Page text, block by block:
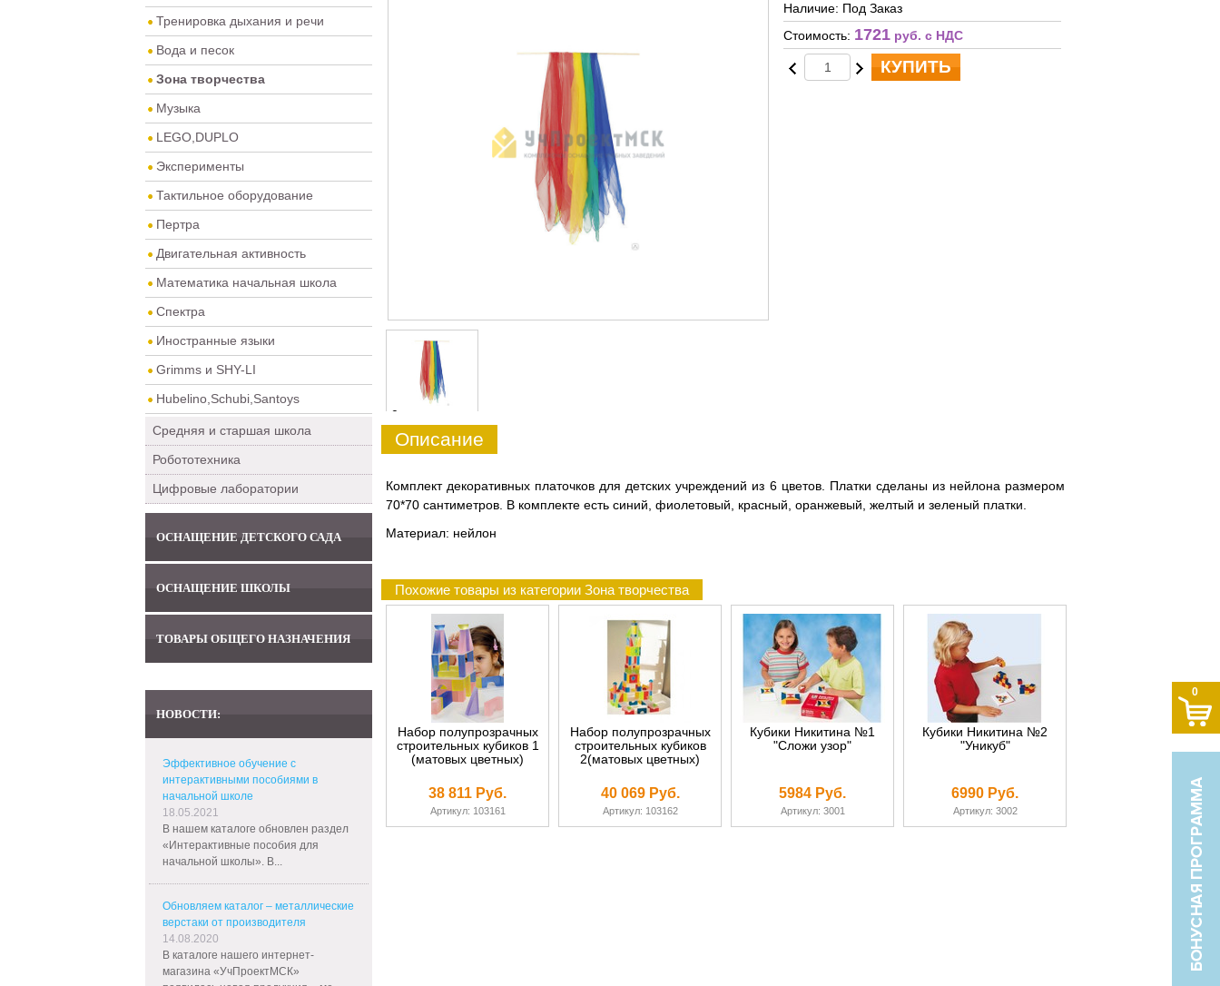
Тренировка дыхания и речи
Вода и песок
Зона творчества
Музыка
LEGO,DUPLO
Эксперименты
Тактильное оборудование
Пертра
Двигательная активность
Математика начальная школа
Спектра
Иностранные языки
Grimms и SHY-LI
Hubelino,Schubi,Santoys
Средняя и старшая школа
Робототехника
Цифровые лаборатории
ОСНАЩЕНИЕ ДЕТСКОГО САДА
ОСНАЩЕНИЕ ШКОЛЫ
ТОВАРЫ ОБЩЕГО НАЗНАЧЕНИЯ
НОВОСТИ:
Эффективное обучение с
интерактивными пособиями в
начальной школе
18.05.2021
В нашем каталоге обновлен раздел
«Интерактивные пособия для
начальной школы». В...
Обновляем каталог – металлические
верстаки от производителя
14.08.2020
В каталоге нашего интернет-
магазина «УчПроектМСК»
0
Наличие: Под Заказ
Стоимость: 1721 руб. c НДС
КУПИТЬ
Описание
Комплект декоративных платочков для детских учреждений из 6 цветов. Платки сделаны из нейлона размером
70*70 сантиметров. В комплекте есть синий, фиолетовый, красный, оранжевый, желтый и зеленый платки.
Материал: нейлон
Похожие товары из категории Зона творчества
Набор полупрозрачных
строительных кубиков 1
(матовых цветных)
38 811 Руб.
Артикул: 103161
Набор полупрозрачных
строительных кубиков
2(матовых цветных)
40 069 Руб.
Артикул: 103162
Кубики Никитина №1
"Сложи узор"
5984 Руб.
Артикул: 3001
Кубики Никитина №2
"Уникуб"
6990 Руб.
Артикул: 3002
0